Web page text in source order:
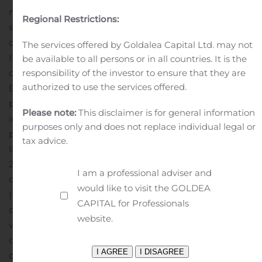
milione, e delle quote di minoranza della JV,
sottoindicata, pari a Euro 1,3 milioni), che è stato
corrisposto per cassa.
Il contratto di acquisizione è avvenuto previa
costituzione di 2 Newco, EA NC SERRADEICONTI2 S.r.l.,
EA NC LEQUILE5E6 S.r.l. e nelle quali è stato conferito il
portafoglio di asset composto complessivamente da n. 3
impianti di capacità complessiva pari a 2,9 MW circa di
proprietà della società EnergiaAlternativa S.r.l..
Il prezzo di acquisto dei suddetti impianti è pari a circa
2,4 milioni di euro, corrispondente all’Equity value
determinato alla data di riferimento del 30 giugno 2018
(Enterprise value complessivo pari a Euro 8,7 milioni
circa). Parte del prezzo di acquisto, pari a Euro 1 milione,
verrà mantenuto su un conto Escrow a titolo di garanzia
degli adempimenti e delle obbligazioni di indennizzo
del Venditore, e rilasciato poi all’avveramento di
Regional Restrictions:
The services offered by Goldalea Capital Ltd. may not
be available to all persons or in all countries. It is the
responsibility of the investor to ensure that they are
authorized to use the services offered.
Please note:This disclaimer is for general information
purposes only and does not replace individual legal or
tax advice.
I am a professional adviser and
would like to visit the GOLDEA
CAPITAL for Professionals
website.